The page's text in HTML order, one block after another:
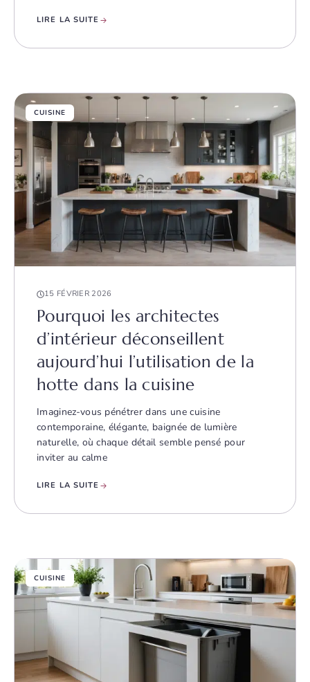
LIRE LA SUITE
CUISINE
15 FÉVRIER 2026
Pourquoi les architectes
d’intérieur déconseillent
aujourd’hui l’utilisation de la
hotte dans la cuisine
Imaginez-vous pénétrer dans une cuisine
contemporaine, élégante, baignée de lumière
naturelle, où chaque détail semble pensé pour
inviter au calme
LIRE LA SUITE
CUISINE